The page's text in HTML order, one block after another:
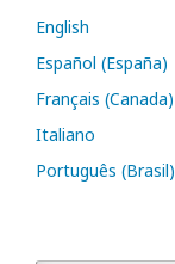
English
Español (España)
Français (Canada)
Italiano
Português (Brasil)